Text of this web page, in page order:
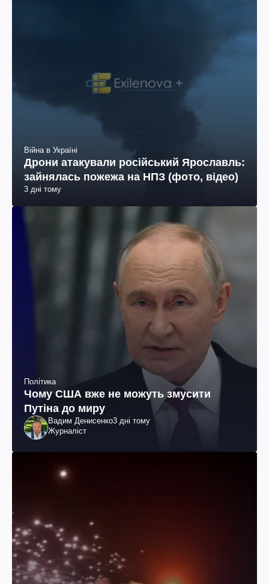
Війна в Україні
Дрони атакували російський Ярославль:
зайнялась пожежа на НПЗ (фото, відео)
3 дні тому
Політика
Чому США вже не можуть змусити
Путіна до миру
Вадим Денисенко3 дні тому
Журналіст